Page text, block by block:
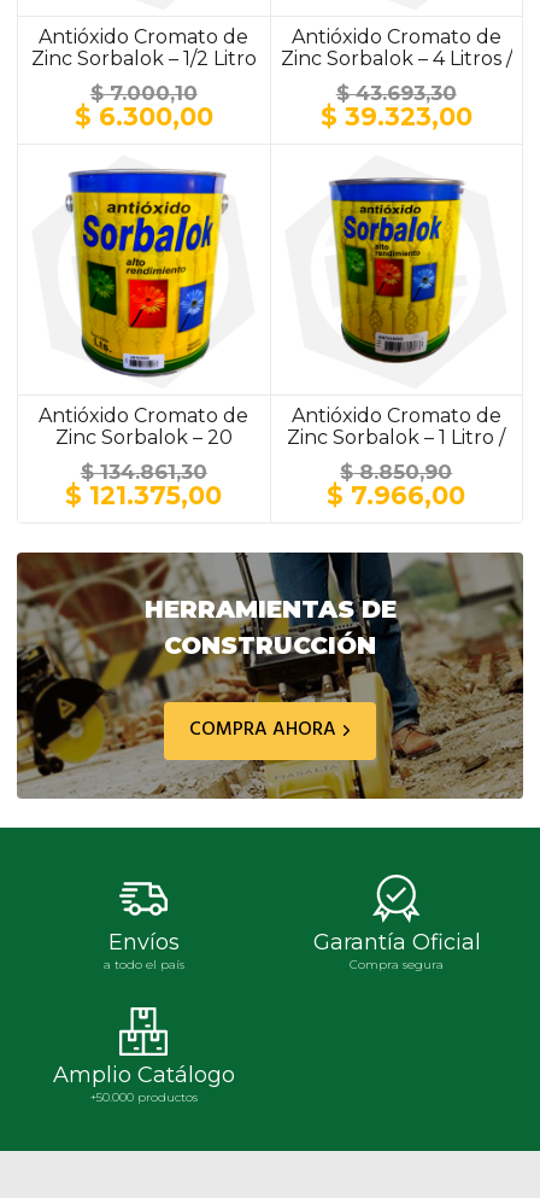
Antióxido Cromato de
Zinc Sorbalok – 1/2 Litro
/ ALUMINIO
$7.000,10
El
precio
original
era:
$ 7.000,10.
$ 6.300,00El
es:
$ 6.300,00.
Antióxido Cromato de
Zinc Sorbalok – 4 Litros /
$43.693,30
El
precio
era:
$ 43.693,30.
$ 39.323,00El
Antióxido Cromato de
Zinc Sorbalok – 20
Litros / GRIS
$134.861,30
El
precio
era:
$ 134.861,30.
$ 121.375,00El
es:
$ 121.375,00.
Antióxido Cromato de
Zinc Sorbalok – 1 Litro /
GRIS
$8.850,90
El
precio
era:
$ 8.850,90.
$ 7.966,00El
es:
$
HERRAMIENTAS DE
CONSTRUCCIÓN
COMPRA AHORA
Envíos
a todo el país
Garantía Oficial
Compra segura
Amplio Catálogo
+50.000 productos